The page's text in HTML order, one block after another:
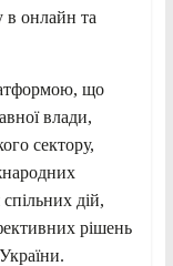
в онлайн та
що
влади,
сектору,
дій,
рішень